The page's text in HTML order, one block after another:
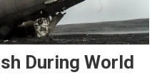
During World